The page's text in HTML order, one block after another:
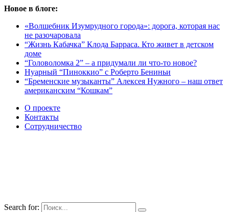
Новое в блоге:
«Волшебник Изумрудного города»: дорога, которая нас
не разочаровала
“Жизнь Кабачка” Клода Барраса. Кто живет в детском
доме
“Головоломка 2” – а придумали ли что-то новое?
Нуарный “Пиноккио” с Роберто Бениньи
“Бременские музыканты” Алексея Нужного – наш ответ
американским “Кошкам”
О проекте
Контакты
Сотрудничество
Search for: